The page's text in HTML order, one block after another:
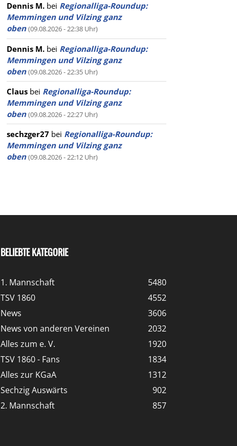
Dennis M. bei Regionalliga-Roundup:
Memmingen und Vilzing ganz
oben (09.08.2026 - 22:38 Uhr)
Dennis M. bei Regionalliga-Roundup:
Memmingen und Vilzing ganz
oben (09.08.2026 - 22:35 Uhr)
Claus bei Regionalliga-Roundup:
Memmingen und Vilzing ganz
oben (09.08.2026 - 22:27 Uhr)
sechzger27 bei Regionalliga-Roundup:
Memmingen und Vilzing ganz
oben (09.08.2026 - 22:12 Uhr)
BELIEBTE KATEGORIE
1. Mannschaft
5480
TSV 1860
4552
News
3606
News von anderen Vereinen
2032
Alles zum e. V.
1920
TSV 1860 - Fans
1834
Alles zur KGaA
1312
Sechzig Auswärts
902
2. Mannschaft
857